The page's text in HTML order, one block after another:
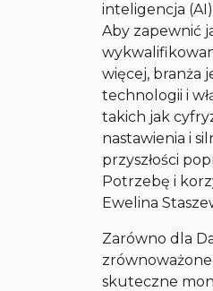
inteligencja
Aby zapewnić
więcej, branża
technologii i
takich jak
nastawienia i
przyszłości
Potrzebę i
Ewelina
Zarówno dla
skuteczne